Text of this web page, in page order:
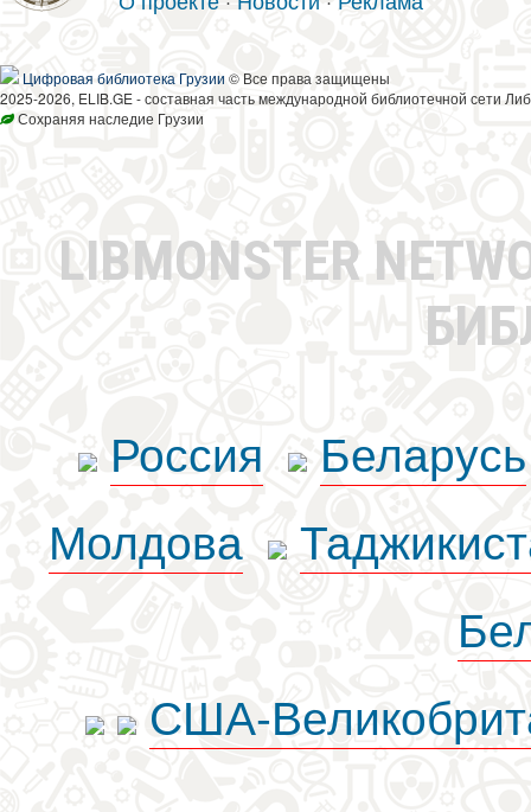
Цифровая библиотека Грузии © Все права защищены
2025-2026, ELIB.GE - составная часть международной библиотечной сети
Сохраняя наследие Грузии
LIBMONSTER
Россия
Беларусь
Молдова
США-